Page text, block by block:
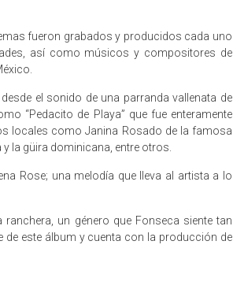
fueron grabados y producidos cada uno
así como músicos y compositores de
el sonido de una parranda vallenata de
“Pedacito de Playa” que fue enteramente
locales como Janina Rosado de la famosa
la güira dominicana, entre otros.
Rose; una melodía que lleva al artista a lo
un género que Fonseca siente tan
de este álbum y cuenta con la producción de